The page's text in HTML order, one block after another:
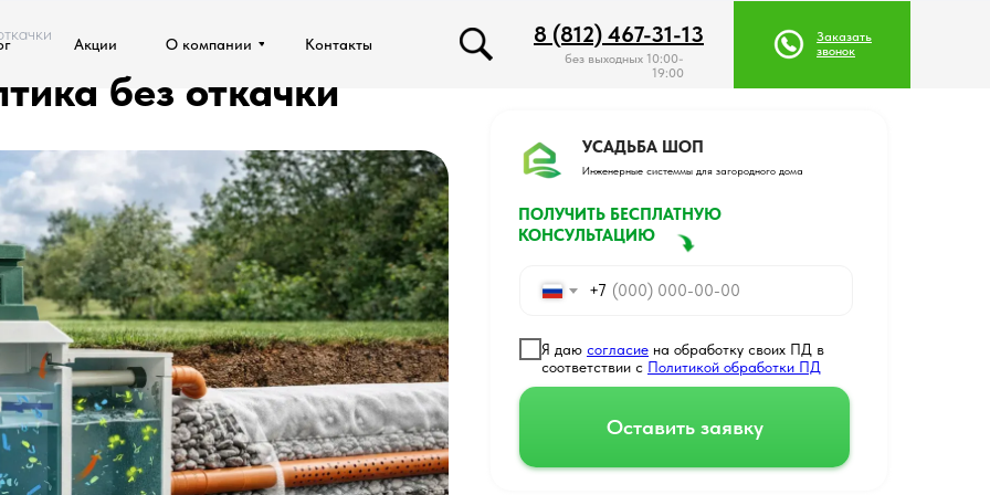
Заказать
звонок
без выходных 10:00-
19:00
8 (812) 467-31-13
О компании
Акции Контакты
Заказать
звонок
8 (812) 467-31-13
О компании
Акции Контакты
без откачки
ПОЛУЧИТЬ БЕСПЛАТНУЮ
КОНСУЛЬТАЦИЮ
Оставить заявку
Инженерные системмы для загородного дома
+7
Я даю согласие на обработку своих ПД в
соответствии с Политикой обработки ПД
УСАДЬБА ШОП